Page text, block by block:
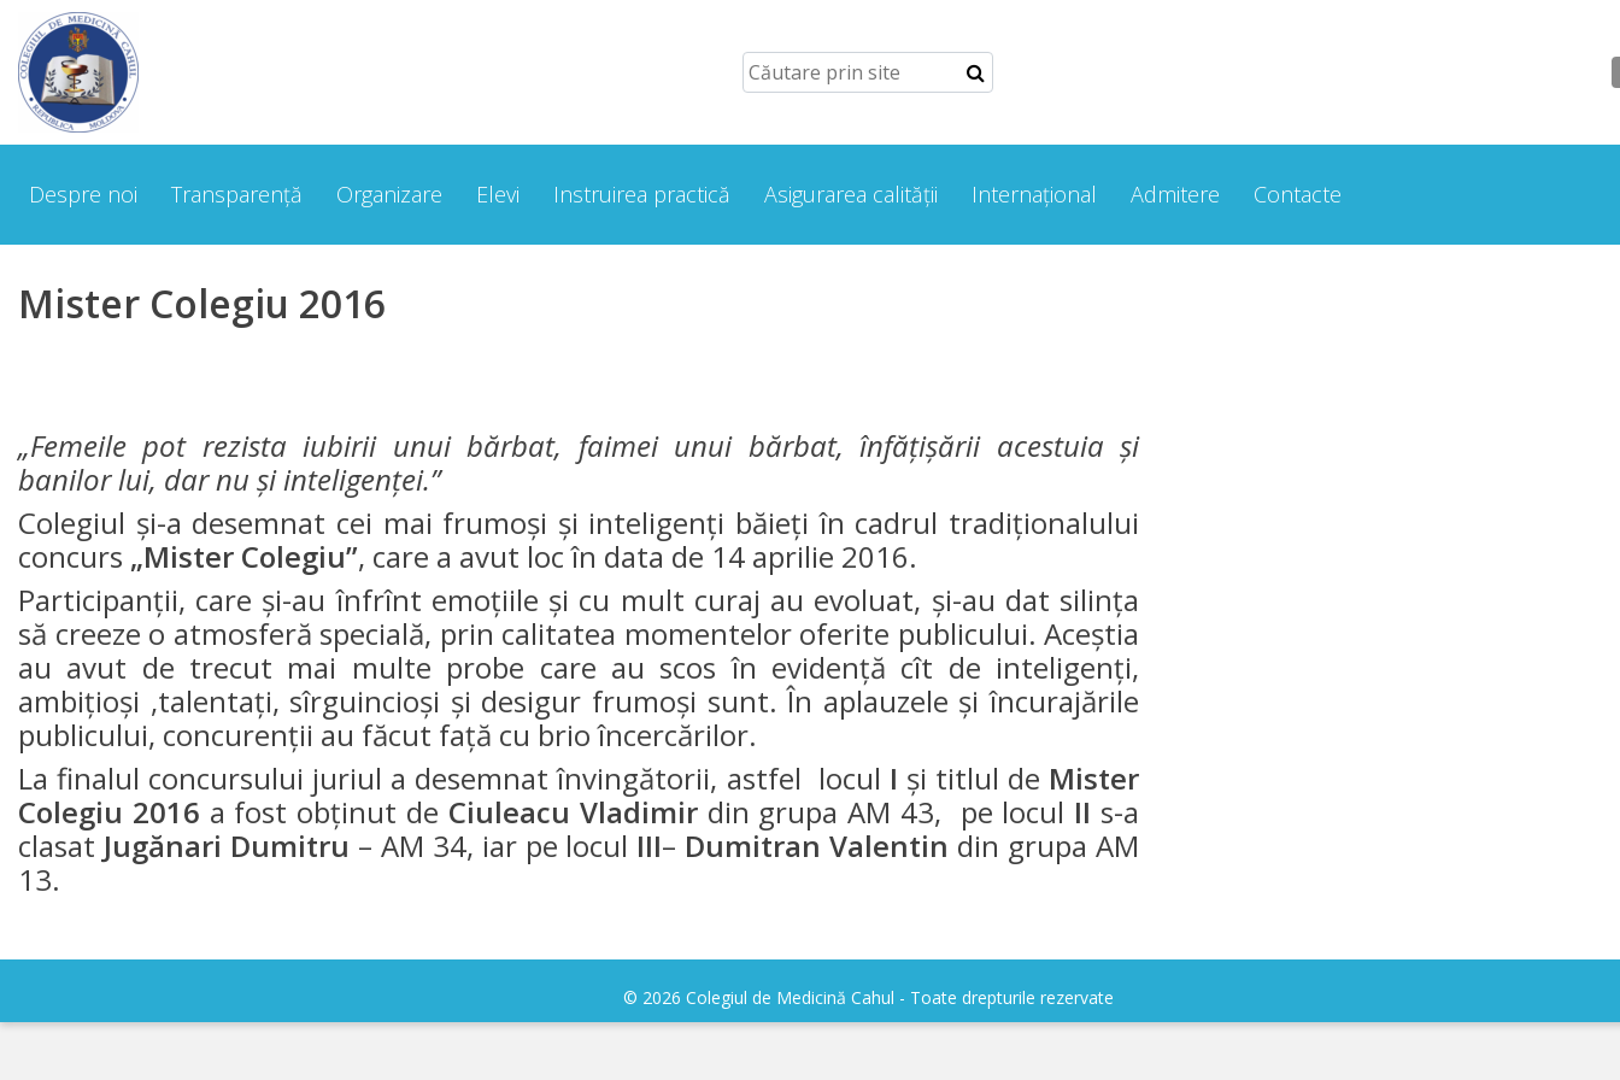
Despre
noi
Cuvântul
Directorului
Scurt
managerială
Organigrama
IPCMC
Posturi
vacante
Transparență
Planuri și
rapoarte
normative
Despre noi Transparență Organizare Elevi Instruirea practică Asigurarea calității Internațional Admitere Contacte
Mister Colegiu 2016
„Femeile pot rezista iubirii unui bărbat, faimei unui bărbat, înfăţişării acestuia şi
banilor lui, dar nu şi inteligenţei.”
Colegiul şi-a desemnat cei mai frumoşi şi inteligenţi băieţi în cadrul tradiţionalului
concurs „Mister Colegiu”, care a avut loc în data de 14 aprilie 2016.
Participanţii, care şi-au înfrînt emoţiile şi cu mult curaj au evoluat, şi-au dat silinţa
să creeze o atmosferă specială, prin calitatea momentelor oferite publicului. Aceştia
au avut de trecut mai multe probe care au scos în evidenţă cît de inteligenţi,
ambiţioşi ,talentaţi, sîrguincioşi şi desigur frumoşi sunt. În aplauzele şi încurajările
publicului, concurenţii au făcut faţă cu brio încercărilor.
La finalul concursului juriul a desemnat învingătorii, astfel locul I şi titlul de Mister
Colegiu 2016 a fost obţinut de Ciuleacu Vladimirdin grupa AM 43, pe locul II s-a
clasat Jugănari Dumitru – AM 34, iar pe locul III– Dumitran Valentin din grupa AM
13.
© 2026 Colegiul de Medicină Cahul - Toate drepturile rezervate